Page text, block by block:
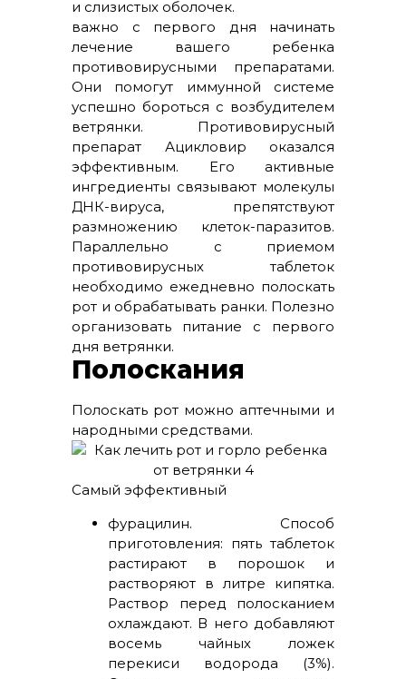
и слизистых оболочек.
важно с первого дня начинать
лечение вашего ребенка
противовирусными препаратами.
Они помогут иммунной системе
успешно бороться с возбудителем
ветрянки. Противовирусный
препарат Ацикловир оказался
эффективным. Его активные
ингредиенты связывают молекулы
ДНК-вируса, препятствуют
размножению клеток-паразитов.
Параллельно с приемом
противовирусных таблеток
необходимо ежедневно полоскать
рот и обрабатывать ранки. Полезно
организовать питание с первого
дня ветрянки.
Полоскания
Полоскать рот можно аптечными и
народными средствами.
Самый эффективный
фурацилин. Способ
приготовления: пять таблеток
растирают в порошок и
растворяют в литре кипятка.
Раствор перед полосканием
охлаждают. В него добавляют
восемь чайных ложек
перекиси водорода (3%).